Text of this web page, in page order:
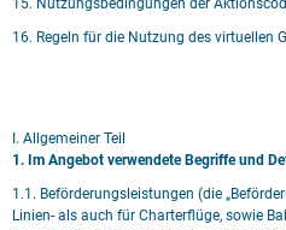
15. Nutzungsbedingungen der
16. Regeln für die Nutzung des virtuellen
I. Allgemeiner Teil
1. Im Angebot verwendete Begriffe und
1.1. Beförderungsleistungen (die
Linien- als auch für Charterflüge, sowie